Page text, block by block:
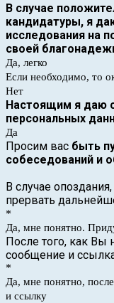
В случае
кандидатуры, я
исследования на
своей
Да, легко
Если необходимо, то
Нет
Настоящим я даю
персональных
Да
Просим вас быть
собеседований и
В случае
прервать
*
Да, мне понятно.
После того, как Вы
сообщение и
*
Да, мне понятно,
и ссылку